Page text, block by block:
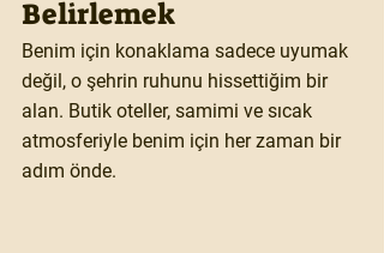
Belirlemek
Benim için konaklama sadece uyumak
değil, o şehrin ruhunu hissettiğim bir
alan. Butik oteller, samimi ve sıcak
atmosferiyle benim için her zaman bir
adım önde.